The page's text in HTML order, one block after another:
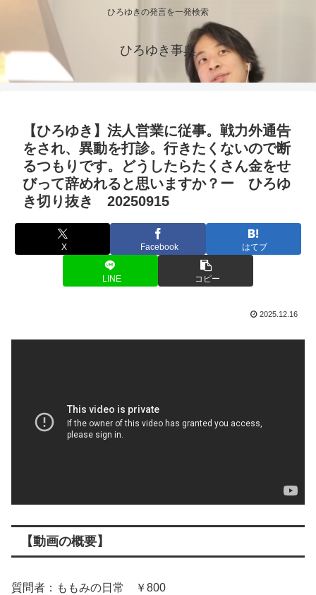
ひろゆきの発言を一発検索
ひろゆき事典
【ひろゆき】法人営業に従事。戦力外通告
をされ、異動を打診。行きたくないので断
るつもりです。どうしたらたくさん金をせ
びって辞めれると思いますか？ー ひろゆ
き切り抜き 20250915
X Facebook はてブ
LINE コピー
2025.12.16
【動画の概要】
質問者：ももみの日常 ￥800